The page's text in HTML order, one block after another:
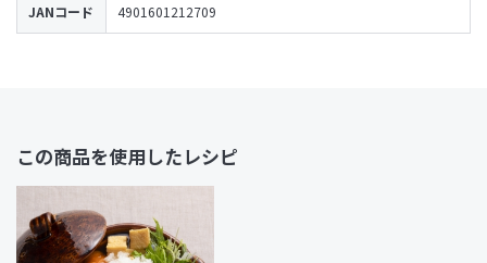
この商品を使用したレシピ
JANコード 4901601212709